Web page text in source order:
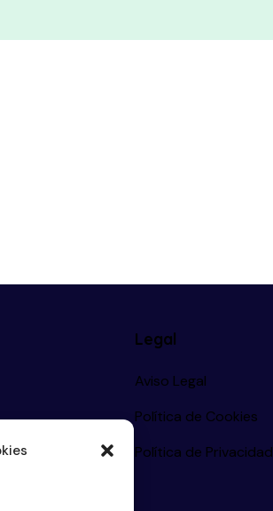
Legal
Aviso Legal
Política de Cookies
Política de Privacidad